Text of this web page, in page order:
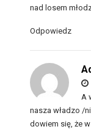
nad losem
Odpowiedz
A
nasza władzo /
dowiem się, że